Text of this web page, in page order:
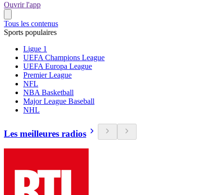
Ouvrir l'app
Tous les contenus
Sports populaires
Ligue 1
UEFA Champions League
UEFA Europa League
Premier League
NFL
NBA Basketball
Major League Baseball
NHL
Les meilleures radios